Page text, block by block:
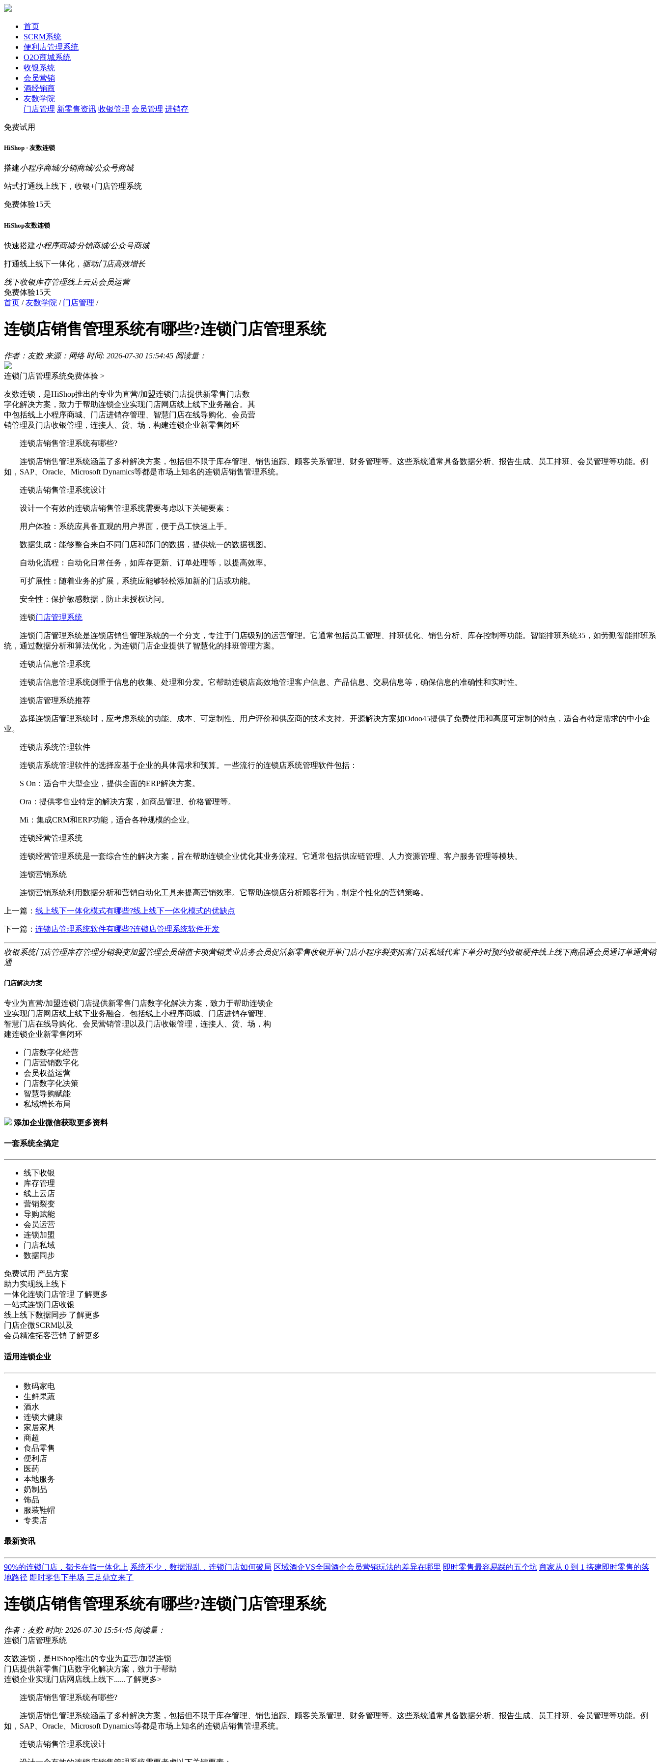
首页
SCRM系统
便利店管理系统
O2O商城系统
收银系统
会员营销
酒经销商
友数学院
门店管理 新零售资讯 收银管理 会员管理 进销存
免费试用
HiShop · 友数连锁
搭建小程序商城/分销商城/公众号商城
站式打通线上线下，收银+门店管理系统
免费体验15天
HiShop友数连锁
快速搭建小程序商城/分销商城/公众号商城
打通线上线下一体化， 驱动门店高效增长
线下收银库存管理线上云店会员运营
免费体验15天
首页 /友数学院 / 门店管理 /
连锁店销售管理系统有哪些?连锁门店管理系统
作者：友数 来源：网络 时间: 2026-07-30 15:54:45 阅读量：
连锁门店管理系统免费体验 >
友数连锁，是HiShop推出的专业为直营/加盟连锁门店提供新零售门店数
字化解决方案，致力于帮助连锁企业实现门店网店线上线下业务融合。其
中包括线上小程序商城、门店进销存管理、智慧门店在线导购化、会员营
销管理及门店收银管理，连接人、货、场，构建连锁企业新零售闭环
连锁店销售管理系统有哪些?
连锁店销售管理系统涵盖了多种解决方案，包括但不限于库存管理、销售追踪、顾客关系管理、财务管理等。这些系统通常具备数据分析、报告生成、员工排班、会员管理等功能。例
如，SAP、Oracle、Microsoft Dynamics等都是市场上知名的连锁店销售管理系统。
连锁店销售管理系统设计
设计一个有效的连锁店销售管理系统需要考虑以下关键要素：
用户体验：系统应具备直观的用户界面，便于员工快速上手。
数据集成：能够整合来自不同门店和部门的数据，提供统一的数据视图。
自动化流程：自动化日常任务，如库存更新、订单处理等，以提高效率。
可扩展性：随着业务的扩展，系统应能够轻松添加新的门店或功能。
安全性：保护敏感数据，防止未授权访问。
连锁门店管理系统
连锁门店管理系统是连锁店销售管理系统的一个分支，专注于门店级别的运营管理。它通常包括员工管理、排班优化、销售分析、库存控制等功能。智能排班系统35，如劳勤智能排班系
统，通过数据分析和算法优化，为连锁门店企业提供了智慧化的排班管理方案。
连锁店信息管理系统
连锁店信息管理系统侧重于信息的收集、处理和分发。它帮助连锁店高效地管理客户信息、产品信息、交易信息等，确保信息的准确性和实时性。
连锁店管理系统推荐
选择连锁店管理系统时，应考虑系统的功能、成本、可定制性、用户评价和供应商的技术支持。开源解决方案如Odoo45提供了免费使用和高度可定制的特点，适合有特定需求的中小企
业。
连锁店系统管理软件
连锁店系统管理软件的选择应基于企业的具体需求和预算。一些流行的连锁店系统管理软件包括：
S On：适合中大型企业，提供全面的ERP解决方案。
Ora：提供零售业特定的解决方案，如商品管理、价格管理等。
Mi：集成CRM和ERP功能，适合各种规模的企业。
连锁经营管理系统
连锁经营管理系统是一套综合性的解决方案，旨在帮助连锁企业优化其业务流程。它通常包括供应链管理、人力资源管理、客户服务管理等模块。
连锁营销系统
连锁营销系统利用数据分析和营销自动化工具来提高营销效率。它帮助连锁店分析顾客行为，制定个性化的营销策略。
上一篇： 线上线下一体化模式有哪些?线上线下一体化模式的优缺点
下一篇： 连锁店管理系统软件有哪些?连锁店管理系统软件开发
收银系统门店管理库存管理分销裂变加盟管理会员储值卡项营销美业店务会员促活新零售收银开单门店小程序裂变拓客门店私域代客下单分时预约收银硬件线上线下商品通会员通订单通营销
通
门店解决方案
专业为直营/加盟连锁门店提供新零售门店数字化解决方案，致力于帮助连锁企
业实现门店网店线上线下业务融合。包括线上小程序商城、门店进销存管理、
智慧门店在线导购化、会员营销管理以及门店收银管理，连接人、货、场，构
建连锁企业新零售闭环
门店数字化经营
门店营销数字化
会员权益运营
门店数字化决策
智慧导购赋能
私域增长布局
添加企业微信获取更多资料
一套系统全搞定
线下收银
库存管理
线上云店
营销裂变
导购赋能
会员运营
连锁加盟
门店私域
数据同步
免费试用 产品方案
助力实现线上线下
一体化连锁门店管理 了解更多
一站式连锁门店收银
线上线下数据同步 了解更多
门店企微SCRM以及
会员精准拓客营销 了解更多
适用连锁企业
数码家电
生鲜果蔬
酒水
连锁大健康
家居家具
商超
食品零售
便利店
医药
本地服务
奶制品
饰品
服装鞋帽
专卖店
最新资讯
90%的连锁门店，都卡在假一体化上 系统不少，数据混乱，连锁门店如何破局 区域酒企VS全国酒企会员营销玩法的差异在哪里 即时零售最容易踩的五个坑 商家从 0 到 1 搭建即时零售的落
地路径 即时零售下半场 三足鼎立来了
连锁店销售管理系统有哪些?连锁门店管理系统
作者：友数 时间: 2026-07-30 15:54:45 阅读量：
连锁门店管理系统
友数连锁，是HiShop推出的专业为直营/加盟连锁
门店提供新零售门店数字化解决方案，致力于帮助
连锁企业实现门店网店线上线下......了解更多>
连锁店销售管理系统有哪些?
连锁店销售管理系统涵盖了多种解决方案，包括但不限于库存管理、销售追踪、顾客关系管理、财务管理等。这些系统通常具备数据分析、报告生成、员工排班、会员管理等功能。例
如，SAP、Oracle、Microsoft Dynamics等都是市场上知名的连锁店销售管理系统。
连锁店销售管理系统设计